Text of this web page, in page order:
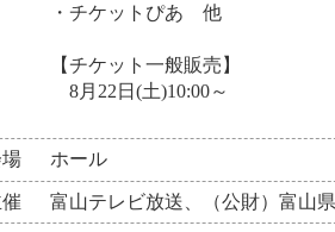
・チケットぴあ 他
【チケット一般販売】
8月22日(土)10:00～
ホール
富山テレビ放送、（公財）富山